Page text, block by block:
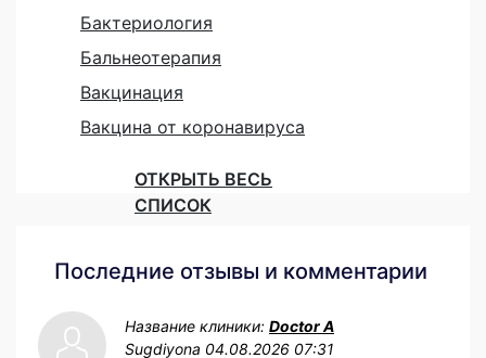
Бактериология
Бальнеотерапия
Вакцинация
Вакцина от коронавируса
ОТКРЫТЬ ВЕСЬ
СПИСОК
Последние отзывы и комментарии
Название клиники: Doctor A
Sugdiyona 04.08.2026 07:31